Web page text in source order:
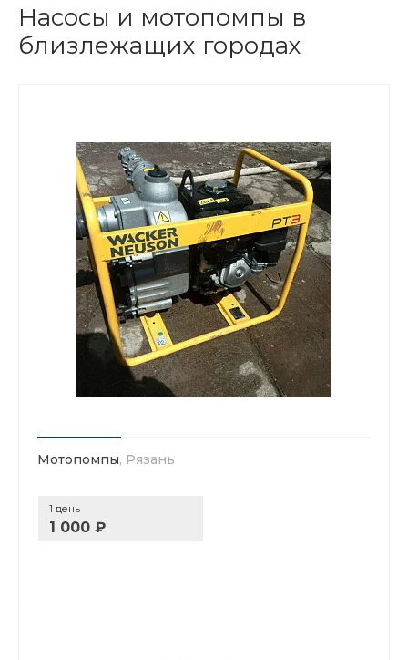
Насосы и мотопомпы в
близлежащих городах
Мотопомпы, Рязань
1 день
1 000 ₽